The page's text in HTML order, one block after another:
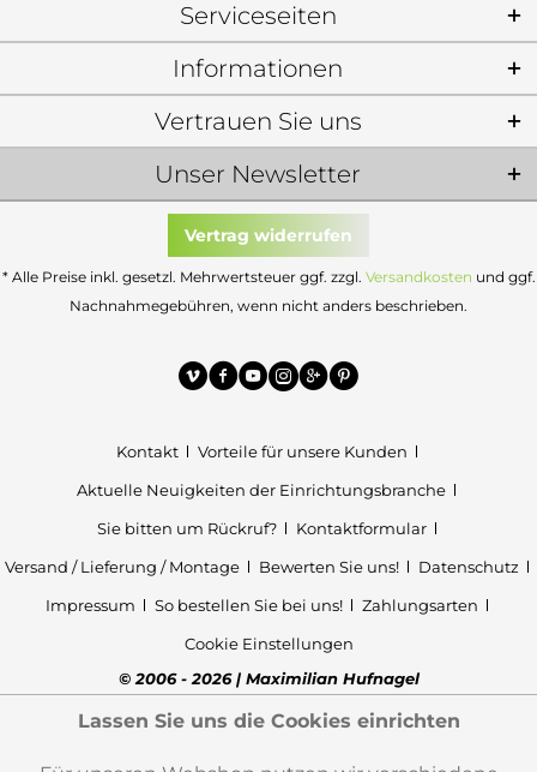
Serviceseiten
Informationen
Unser Newsletter
Vertrauen Sie uns
Vertrag widerrufen
* Alle Preise inkl. gesetzl. Mehrwertsteuer ggf. zzgl. Versandkosten und ggf.
Nachnahmegebühren, wenn nicht anders beschrieben.
Kontakt
Vorteile für unsere Kunden
Aktuelle Neuigkeiten der Einrichtungsbranche
Sie bitten um Rückruf?
Kontaktformular
Versand / Lieferung / Montage
Bewerten Sie uns!
Datenschutz
Impressum
So bestellen Sie bei uns!
Zahlungsarten
Cookie Einstellungen
© 2006 - 2026 | Maximilian Hufnagel
Lassen Sie uns die Cookies einrichten